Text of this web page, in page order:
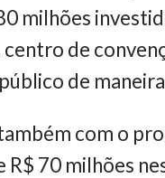
milhões
de
de
com o
70 milhões